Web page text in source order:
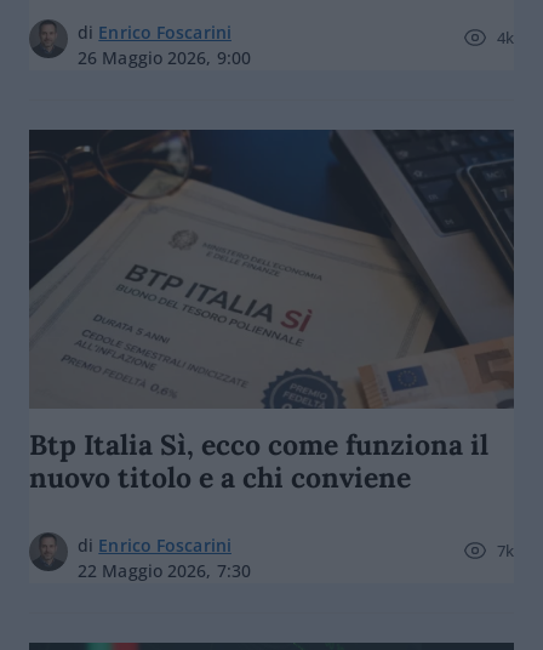
di Enrico Foscarini
26 Maggio 2026, 9:00
4k
Btp Italia Sì, ecco come funziona il
nuovo titolo e a chi conviene
di Enrico Foscarini
22 Maggio 2026, 7:30
7k